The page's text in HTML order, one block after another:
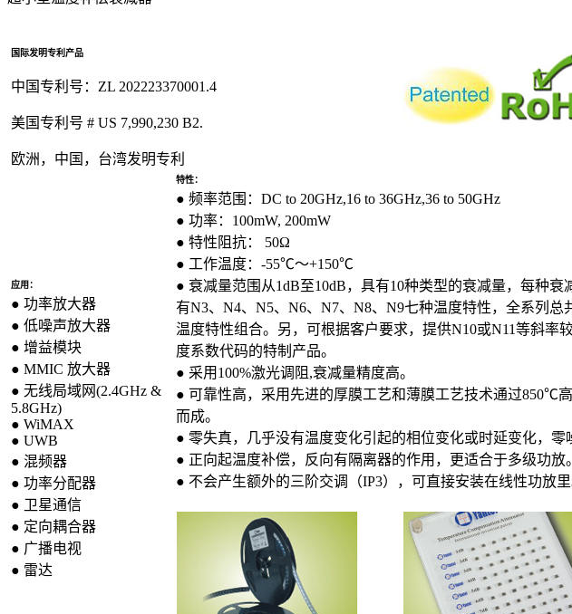
国际发明专利产品
中国专利号：ZL 202223370001.4
美国专利号 # US 7,990,230 B2.
欧洲，中国，台湾发明专利
应用：
● 功率放大器
● 低噪声放大器
● 增益模块
● MMIC 放大器
● 无线局域网(2.4GHz &
5.8GHz)
● WiMAX
● UWB
● 混频器
● 功率分配器
● 卫星通信
● 定向耦合器
● 广播电视
● 雷达
特性：
● 频率范围：DC to 20GHz,16 to 36GHz,36 to 50GHz
● 功率：100mW, 200mW
● 特性阻抗： 50Ω
● 工作温度：-55℃～+150℃
● 衰减量范围从1dB至10dB，具有10种类型的衰减量，每种衰
有N3、N4、N5、N6、N7、N8、N9七种温度特性，全系列总
温度特性组合。另，可根据客户要求，提供N10或N11等斜率
度系数代码的特制产品。
● 采用100%激光调阻,衰减量精度高。
● 可靠性高，采用先进的厚膜工艺和薄膜工艺技术通过850℃
而成。
● 零失真，几乎没有温度变化引起的相位变化或时延变化，零
● 正向起温度补偿，反向有隔离器的作用，更适合于多级功放。
● 不会产生额外的三阶交调（IP3），可直接安装在线性功放里